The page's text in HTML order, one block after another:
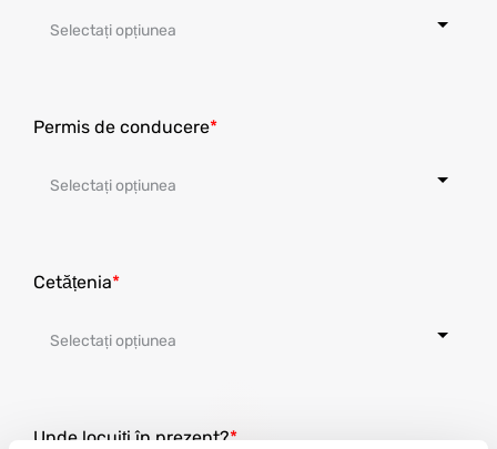
Permis de conducere
Cetățenia
Unde locuiți în prezent?